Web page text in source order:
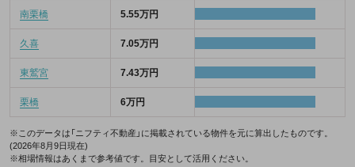
南栗橋 5.55万円
久喜 7.05万円
東鷲宮 7.43万円
栗橋 6万円
※このデータは「ニフティ不動産」に掲載されている物件を元に算出したものです。
(2026年8月9日現在)
※相場情報はあくまで参考値です。目安として活用ください。